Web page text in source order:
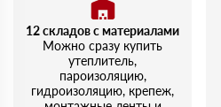
12 складов с материалами
Можно сразу купить
утеплитель,
пароизоляцию,
гидроизоляцию, крепеж,